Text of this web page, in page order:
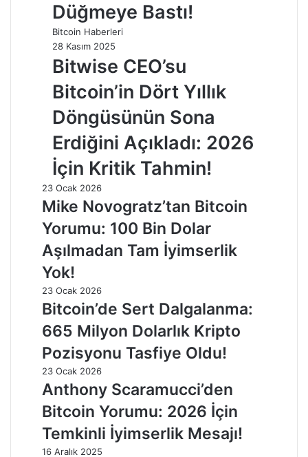
Düğmeye Bastı!
Bitcoin Haberleri
28 Kasım 2025
Bitwise CEO’su
Bitcoin’in Dört Yıllık
Döngüsünün Sona
Erdiğini Açıkladı: 2026
İçin Kritik Tahmin!
23 Ocak 2026
Mike Novogratz’tan Bitcoin
Yorumu: 100 Bin Dolar
Aşılmadan Tam İyimserlik
Yok!
23 Ocak 2026
Bitcoin’de Sert Dalgalanma:
665 Milyon Dolarlık Kripto
Pozisyonu Tasfiye Oldu!
23 Ocak 2026
Anthony Scaramucci’den
Bitcoin Yorumu: 2026 İçin
Temkinli İyimserlik Mesajı!
16 Aralık 2025